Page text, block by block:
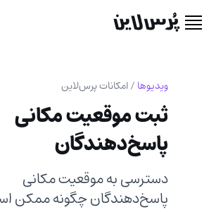
ویدیوها/امکانات پرس‌لاین
ثبت موقعیت مکانی
پاسخ‌دهندگان
دسترسی به موقعیت مکانی
پاسخ‌دهندگان چگونه ممکن